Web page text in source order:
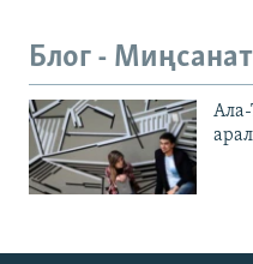
Блог - Миңсанат